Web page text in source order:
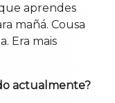
aprendes
mañá. Cousa
Era mais
actualmente?